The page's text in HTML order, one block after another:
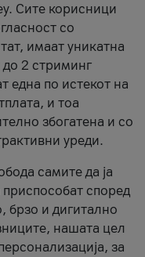
Сите корисници
со
имаат уникатна
2 стриминг
една по истекот на
и тоа
збогатена и со
уреди.
самите да ја
приспособат според
брзо и дигитално
нашата цел
за